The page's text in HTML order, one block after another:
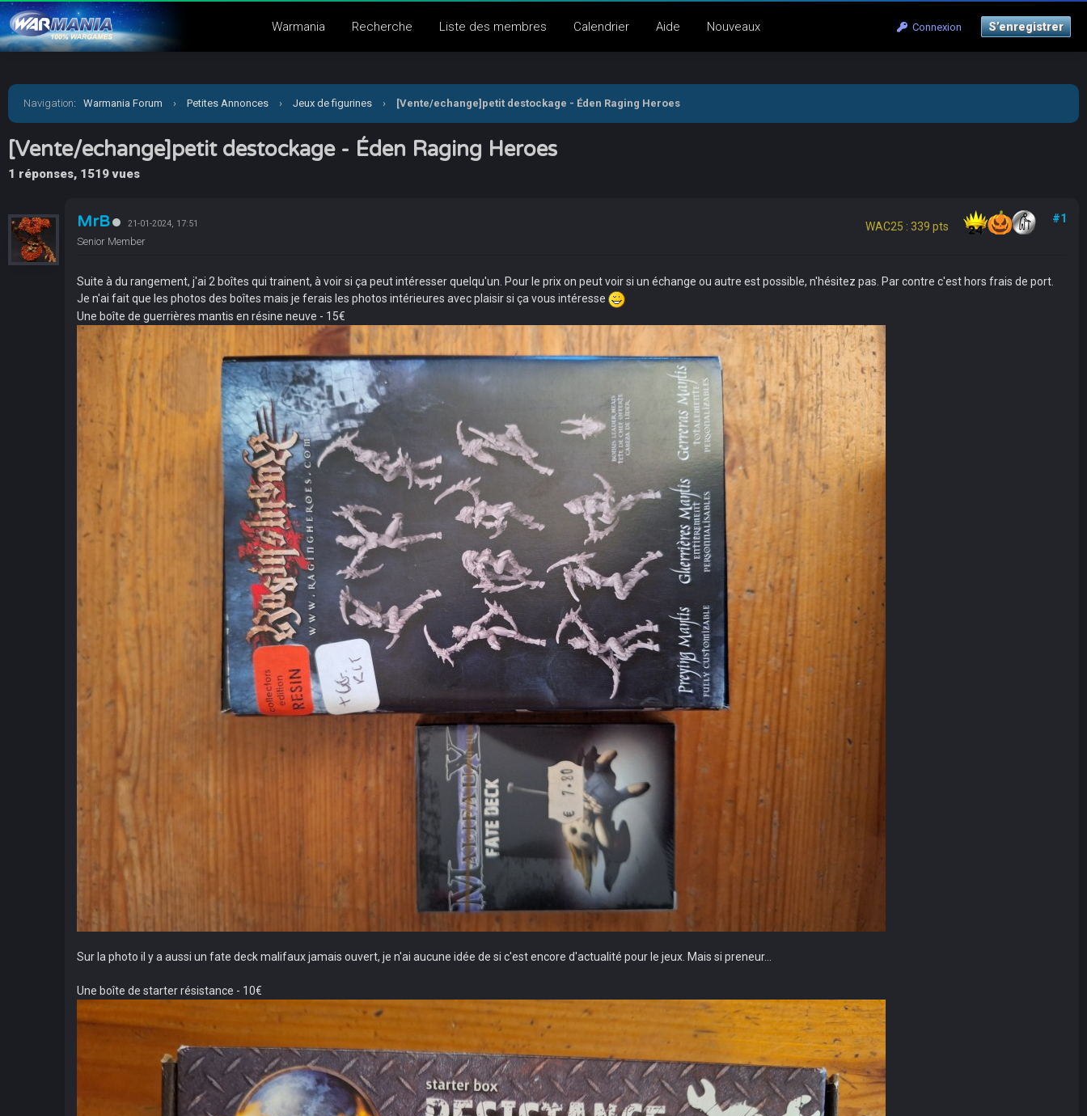
Connexion S’enregistrer
Warmania Recherche Liste des membres Calendrier Aide Nouveaux
Navigation: Warmania Forum › Petites Annonces › Jeux de figurines › [Vente/echange]petit destockage - Éden Raging Heroes
[Vente/echange]petit destockage - Éden Raging Heroes
1 réponses, 1519 vues
MrB 21-01-2024, 17:51
Senior Member
WAC25 : 339 pts
#1
Suite à du rangement, j'ai 2 boîtes qui trainent, à voir si ça peut intéresser quelqu'un. Pour le prix on peut voir si un échange ou autre est possible, n'hésitez pas. Par contre c'est hors frais de port.
Je n'ai fait que les photos des boîtes mais je ferais les photos intérieures avec plaisir si ça vous intéresse
Une boîte de guerrières mantis en résine neuve - 15€
Sur la photo il y a aussi un fate deck malifaux jamais ouvert, je n'ai aucune idée de si c'est encore d'actualité pour le jeux. Mais si preneur...
Une boîte de starter résistance - 10€